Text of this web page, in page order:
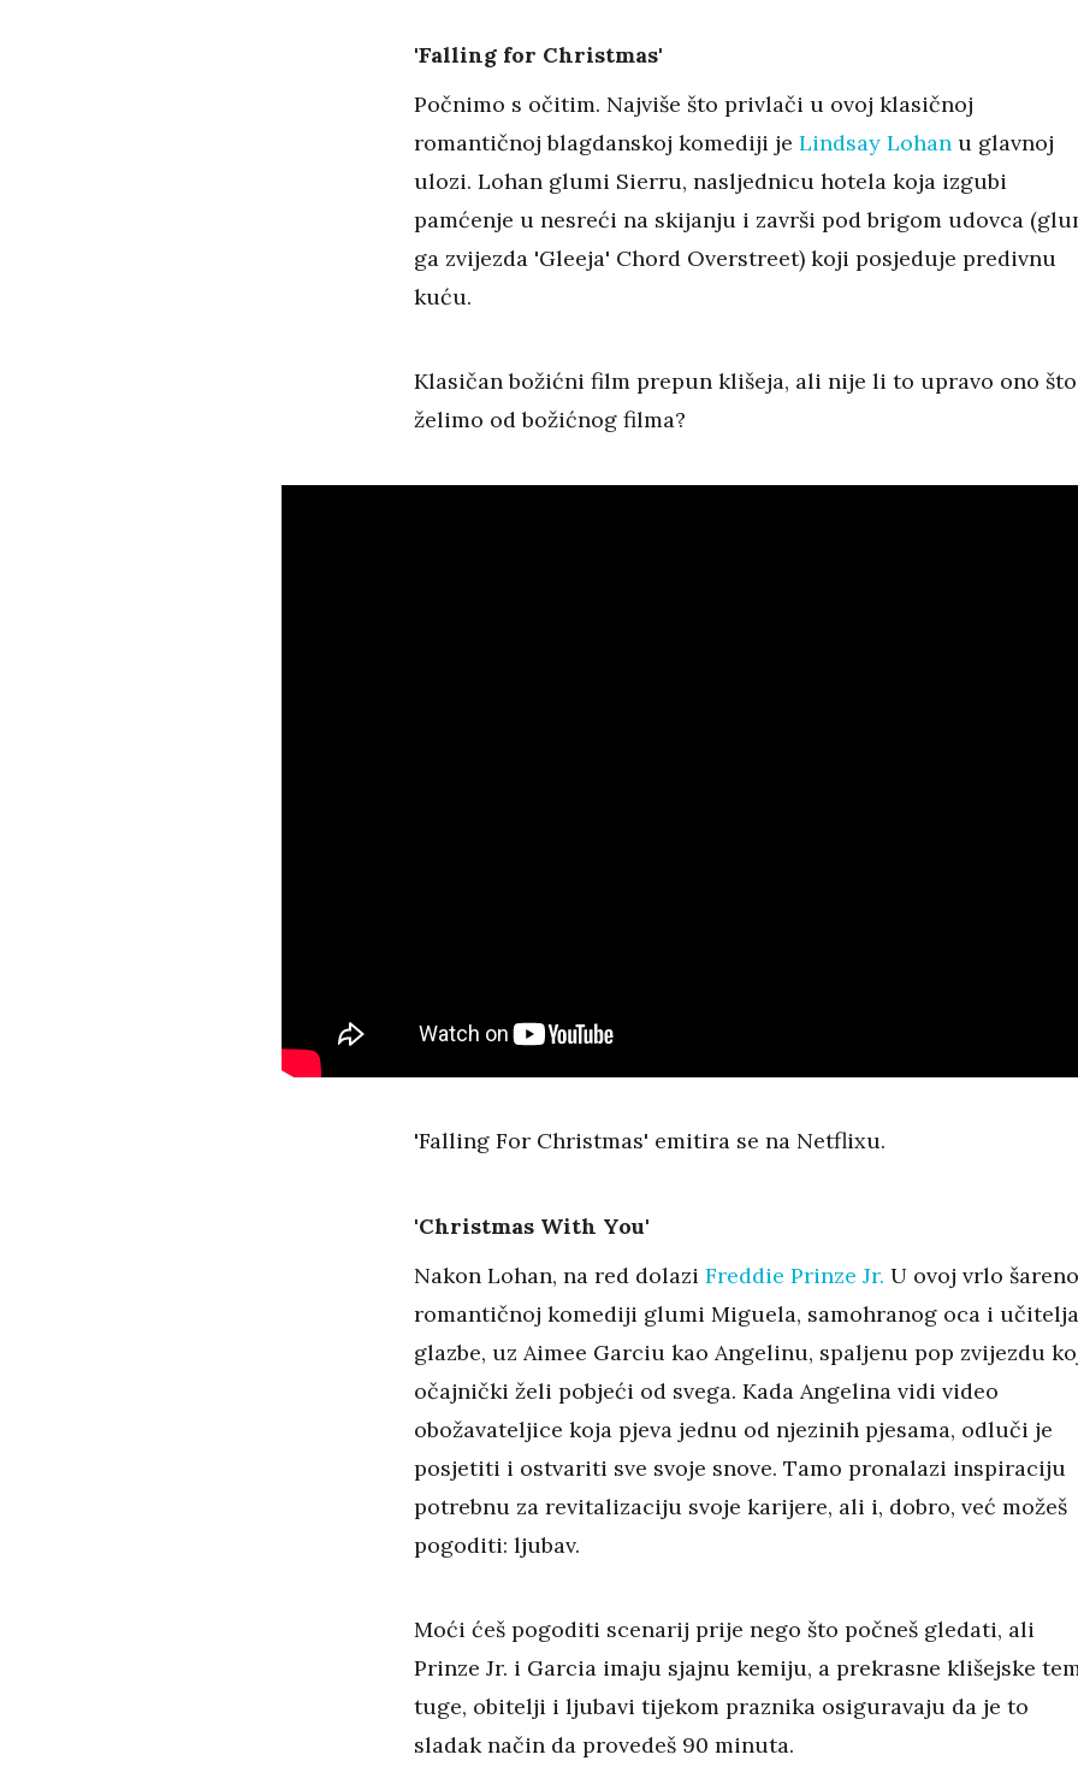
'Falling for Christmas'
Počnimo s očitim. Najviše što privlači u ovoj klasičnoj
romantičnoj blagdanskoj komediji je Lindsay Lohanu glavnoj
ulozi. Lohan glumi Sierru, nasljednicu hotela koja izgubi
pamćenje u nesreći na skijanju i završi pod brigom udovca
ga zvijezda 'Gleeja' Chord Overstreet) koji posjeduje predivnu
kuću.
Klasičan božićni film prepun klišeja, ali nije li to upravo ono što
želimo od božićnog filma?
'Falling For Christmas' emitira se na Netflixu.
'Christmas With You'
Nakon Lohan, na red dolazi Freddie Prinze Jr. U ovoj vrlo
romantičnoj komediji glumi Miguela, samohranog oca i učitelja
glazbe, uz Aimee Garciu kao Angelinu, spaljenu pop zvijezdu
očajnički želi pobjeći od svega. Kada Angelina vidi video
obožavateljice koja pjeva jednu od njezinih pjesama, odluči je
posjetiti i ostvariti sve svoje snove. Tamo pronalazi inspiraciju
potrebnu za revitalizaciju svoje karijere, ali i, dobro, već možeš
pogoditi: ljubav.
Moći ćeš pogoditi scenarij prije nego što počneš gledati, ali
Prinze Jr. i Garcia imaju sjajnu kemiju, a prekrasne klišejske
tuge, obitelji i ljubavi tijekom praznika osiguravaju da je to
sladak način da provedeš 90 minuta.